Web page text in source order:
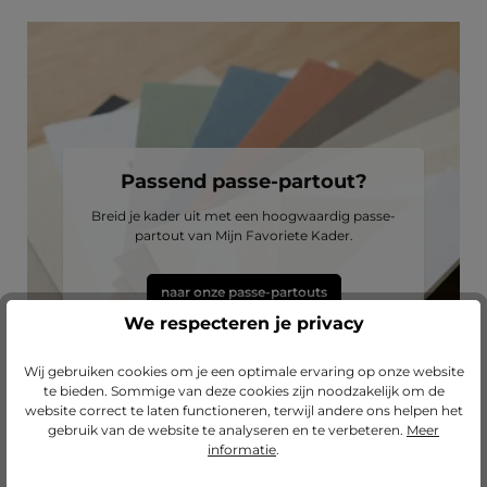
Passend passe-partout?
Breid je kader uit met een hoogwaardig passe-
partout van Mijn Favoriete Kader.
naar onze passe-partouts
We respecteren je privacy
Wij gebruiken cookies om je een optimale ervaring op onze website
te bieden. Sommige van deze cookies zijn noodzakelijk om de
website correct te laten functioneren, terwijl andere ons helpen het
gebruik van de website te analyseren en te verbeteren. Meer
informatie.